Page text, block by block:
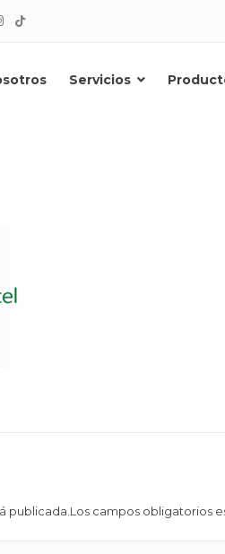
Servicios
campos obligatorios